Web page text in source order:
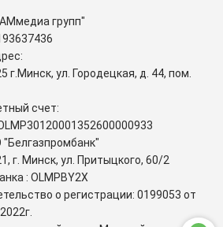
групп"
г.Минск, ул. Городецкая, д. 44, пом.
счет:
г. Минск, ул. Притыцкого, 60/2
: OLMPBY2X
о регистрации: 0199053 от